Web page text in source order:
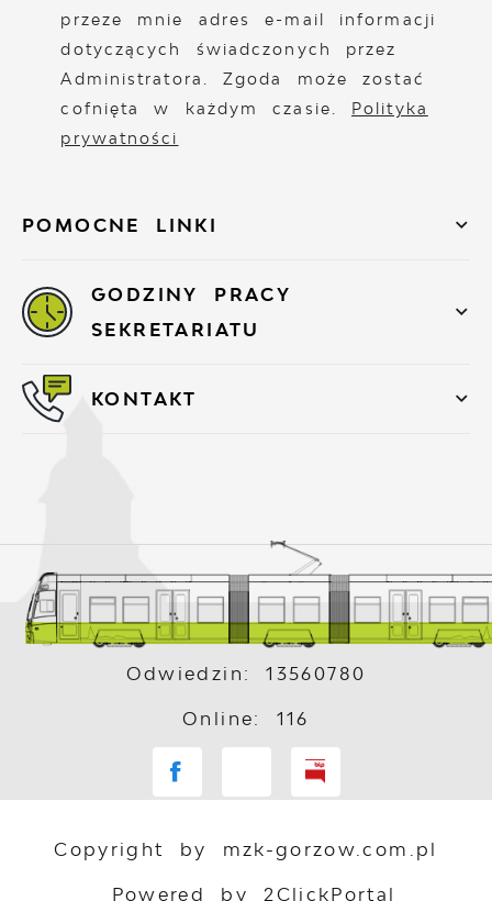
POMOCNE LINKI
przeze mnie adres e-mail informacji
dotyczących świadczonych przez
Administratora. Zgoda może zostać
cofnięta w każdym czasie. Polityka
prywatności
GODZINY PRACY
SEKRETARIATU
KONTAKT
Odwiedzin: 13560780
Online: 116
Copyright by mzk-gorzow.com.pl
Powered by 2ClickPortal